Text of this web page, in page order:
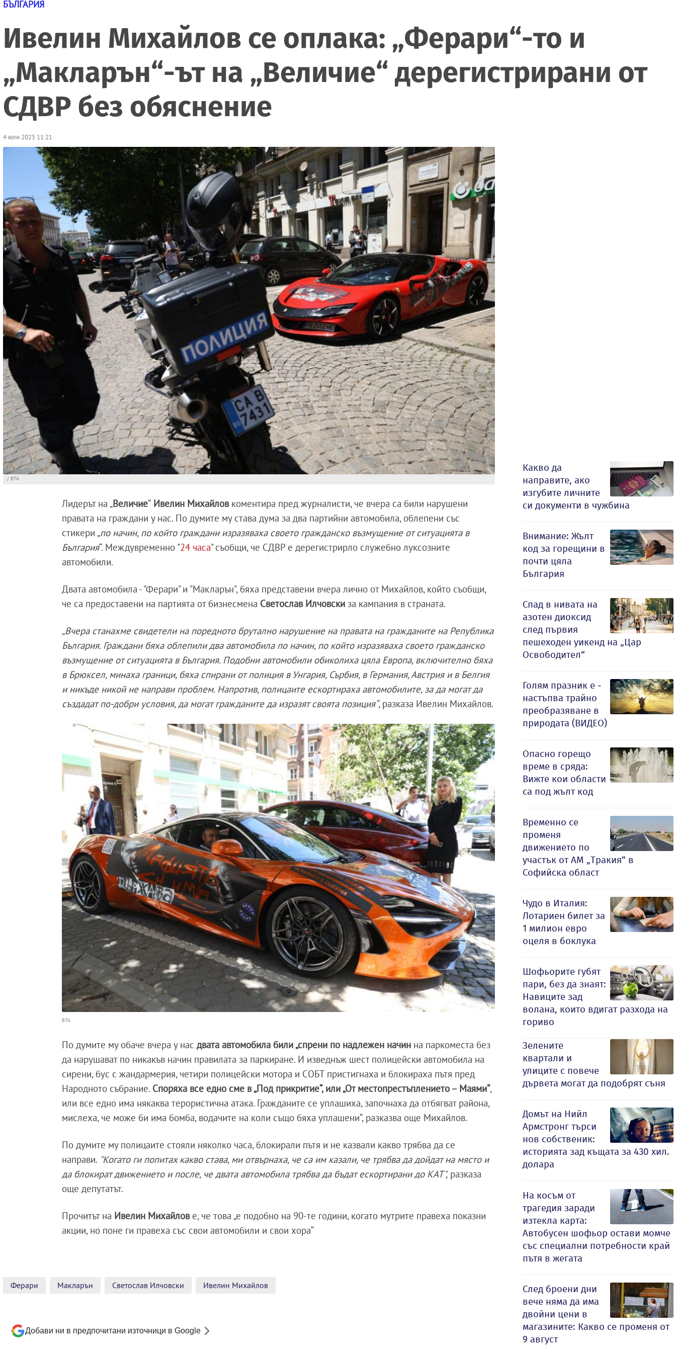
БЪЛГАРИЯ
Ивелин Михайлов се оплака: „Ферари“-то и
„Макларън“-ът на „Величие“ дерегистрирани от
СДВР без обяснение
4 юли 2025 11:21
/ БТА
Лидерът на „Величие“ Ивелин Михайлов коментира пред журналисти, че вчера са били нарушени
правата на граждани у нас. По думите му става дума за два партийни автомобила, облепени със
стикери „по начин, по който граждани изразяваха своето гражданско възмущение от ситуацията в
България“. Междувременно "24 часа" съобщи, че СДВР е дерегистрирло служебно луксозните
автомобили.
Двата автомобила - "Ферари" и "Макларън", бяха представени вчера лично от Михайлов, който съобщи,
че са предоставени на партията от бизнесмена Светослав Илчовски за кампания в страната.
„Вчера станахме свидетели на поредното брутално нарушение на правата на гражданите на Република
България. Граждани бяха облепили два автомобила по начин, по който изразяваха своето гражданско
възмущение от ситуацията в България. Подобни автомобили обиколиха цяла Европа, включително бяха
в Брюксел, минаха граници, бяха спирани от полиция в Унгария, Сърбия, в Германия, Австрия и в Белгия
и никъде никой не направи проблем. Напротив, полицаите ескортираха автомобилите, за да могат да
създадат по-добри условия, да могат гражданите да изразят своята позиция“, разказа Ивелин Михайлов.
БТА
По думите му обаче вчера у нас двата автомобила били „спрени по надлежен начин на паркоместа без
да нарушават по никакъв начин правилата за паркиране. И изведнъж шест полицейски автомобила на
сирени, бус с жандармерия, четири полицейски мотора и СОБТ пристигнаха и блокираха пътя пред
Народното събрание. Споряха все едно сме в „Под прикритие“, или „От местопрестъплението – Маями“,
или все едно има някаква терористична атака. Гражданите се уплашиха, започнаха да отбягват района,
мислеха, че може би има бомба, водачите на коли също бяха уплашени“, разказва още Михайлов.
По думите му полицаите стояли няколко часа, блокирали пътя и не казвали какво трябва да се
направи. "Когато ги попитах какво става, ми отвърнаха, че са им казали, че трябва да дойдат на място и
да блокират движението и после, че двата автомобила трябва да бъдат ескортирани до КАТ",разказа
още депутатът.
Прочитът на Ивелин Михайлове, че това „е подобно на 90-те години, когато мутрите правеха показни
акции, но поне ги правеха със свои автомобили и свои хора“
Ферари Макларън Светослав Илчовски Ивелин Михайлов
Добави ни в предпочитани източници в Google
Какво да
направите, ако
изгубите личните
си документи в чужбина
Внимание: Жълт
код за горещини в
почти цяла
България
Спад в нивата на
азотен диоксид
след първия
пешеходен уикенд на „Цар
Освободител“
Голям празник е -
настъпва трайно
преобразяване в
природата (ВИДЕО)
Опасно горещо
време в сряда:
Вижте кои области
са под жълт код
Временно се
променя
движението по
участък от АМ „Тракия“ в
Софийска област
Чудо в Италия:
Лотариен билет за
1 милион евро
оцеля в боклука
Шофьорите губят
пари, без да знаят:
Навиците зад
волана, които вдигат разхода на
гориво
Зелените
квартали и
улиците с повече
дървета могат да подобрят съня
Домът на Нийл
Армстронг търси
нов собственик:
историята зад къщата за 430 хил.
долара
На косъм от
трагедия заради
изтекла карта:
Автобусен шофьор остави момче
със специални потребности край
пътя в жегата
След броени дни
вече няма да има
двойни цени в
магазините: Какво се променя от
9 август